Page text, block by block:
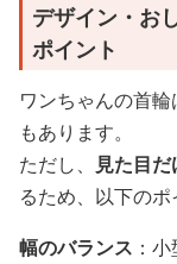
デザイン・お
ポイント
ワンちゃんの首
もあります。
ただし、
見た目
るため、以下のポ
幅のバランス ：